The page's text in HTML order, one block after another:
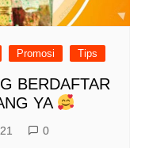
Promosi Tips
BERDAFTAR
YA
0